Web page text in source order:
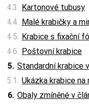
Kartonové tubusy
Malé krabičky a
Krabice s fixační
Poštovní krabice
Standardní krabice
Ukázka krabice na
Obaly zmíněné v